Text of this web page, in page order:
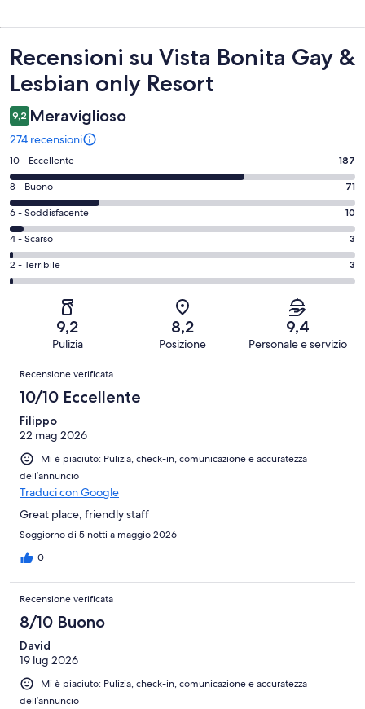
Recensioni
Recensioni su Vista Bonita Gay &
Lesbian only Resort
9,2 Meraviglioso
274 recensioni
Valutazione
di
10
-
Eccellente.
187
su
274
recensioni
10 - Eccellente 187
Valutazione
di
8
-
Buono.
71
recensioni
8 - Buono 71
Valutazione
di
6
-
Soddisfacente.
recensioni
6 - Soddisfacente 10
Valutazione
di
4
recensioni
4 - Scarso 3
Valutazione
di
Terribile.
su
recensioni
2 - Terribile 3
9,2
Pulizia
8,2
Posizione
9,4
Personale e servizio
Recensioni
Recensione verificata
10/10 Eccellente
Filippo
22 mag 2026
Mi è piaciuto: Pulizia, check-in, comunicazione e accuratezza
dell’annuncio
Traduci con Google
Great place, friendly staff
Soggiorno di 5 notti a maggio 2026
0
Recensione verificata
8/10 Buono
David
19 lug 2026
Mi è piaciuto: Pulizia, check-in, comunicazione e accuratezza
dell’annuncio